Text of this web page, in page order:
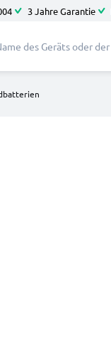
3 Jahre Garantie